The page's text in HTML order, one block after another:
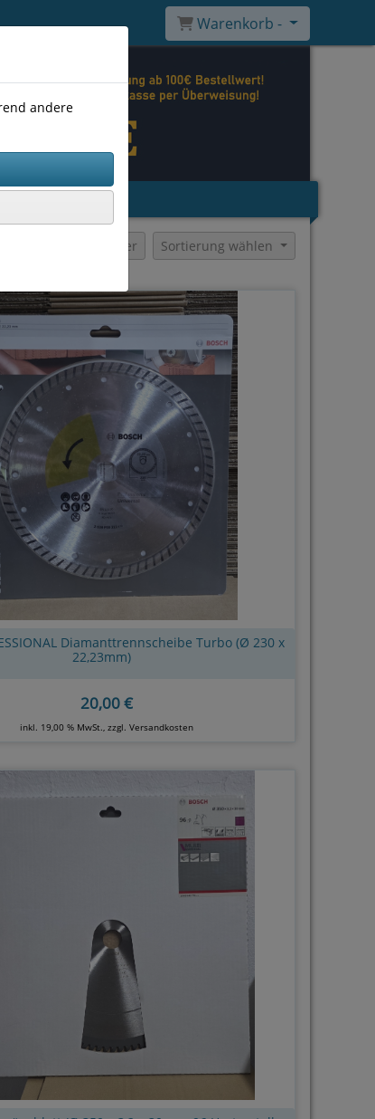
Warenkorb -
Sortierung wählen
Filter
Diamanttrennscheibe Turbo (Ø 230 x
22,23mm)
20,00 €
inkl. 19,00 % MwSt., zzgl. Versandkosten
andere